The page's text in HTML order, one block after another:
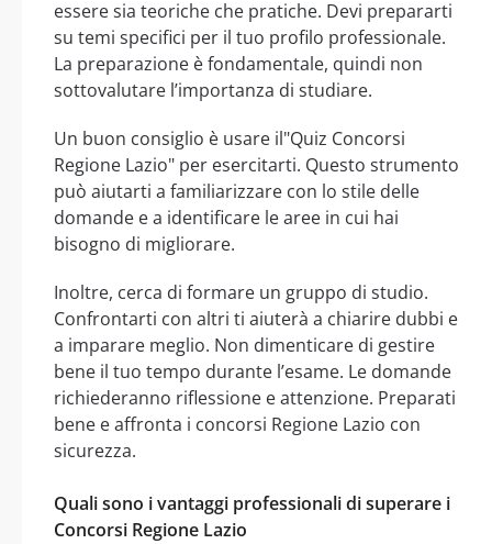
essere sia teoriche che pratiche. Devi prepararti
su temi specifici per il tuo profilo professionale.
La preparazione è fondamentale, quindi non
sottovalutare l’importanza di studiare.
Un buon consiglio è usare il"Quiz Concorsi
Regione Lazio" per esercitarti. Questo strumento
può aiutarti a familiarizzare con lo stile delle
domande e a identificare le aree in cui hai
bisogno di migliorare.
Inoltre, cerca di formare un gruppo di studio.
Confrontarti con altri ti aiuterà a chiarire dubbi e
a imparare meglio. Non dimenticare di gestire
bene il tuo tempo durante l’esame. Le domande
richiederanno riflessione e attenzione. Preparati
bene e affronta i concorsi Regione Lazio con
sicurezza.
Quali sono i vantaggi professionali di superare i
Concorsi Regione Lazio